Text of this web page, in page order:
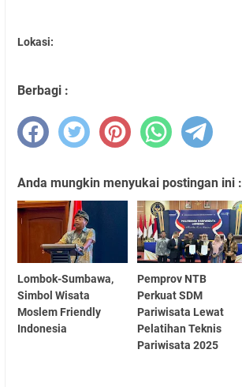
Lokasi:
Berbagi :
Anda mungkin menyukai postingan ini :
Lombok-Sumbawa,
Simbol Wisata
Moslem Friendly
Indonesia
Pemprov NTB
Perkuat SDM
Pariwisata Lewat
Pelatihan Teknis
Pariwisata 2025